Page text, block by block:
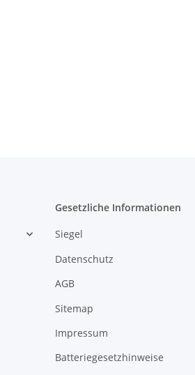
Gesetzliche Informationen
Siegel
Datenschutz
AGB
Sitemap
Impressum
Batteriegesetzhinweise